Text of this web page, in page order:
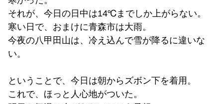
それが、今日の日中は14℃までしか上がらない。
寒い日で、おまけに青森市は大雨。
今夜の八甲田山は、冷え込んで雪が降るに違いな
い。
ということで、今日は朝からズボン下を着用。
これで、ほっと人心地がついた。